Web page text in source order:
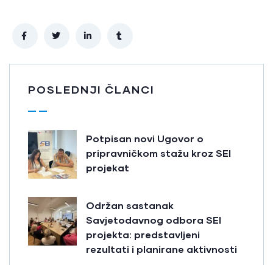
POSLEDNJI ČLANCI
Potpisan novi Ugovor o
pripravničkom stažu kroz SEI
projekat
Održan sastanak
Savjetodavnog odbora SEI
projekta: predstavljeni
rezultati i planirane aktivnosti